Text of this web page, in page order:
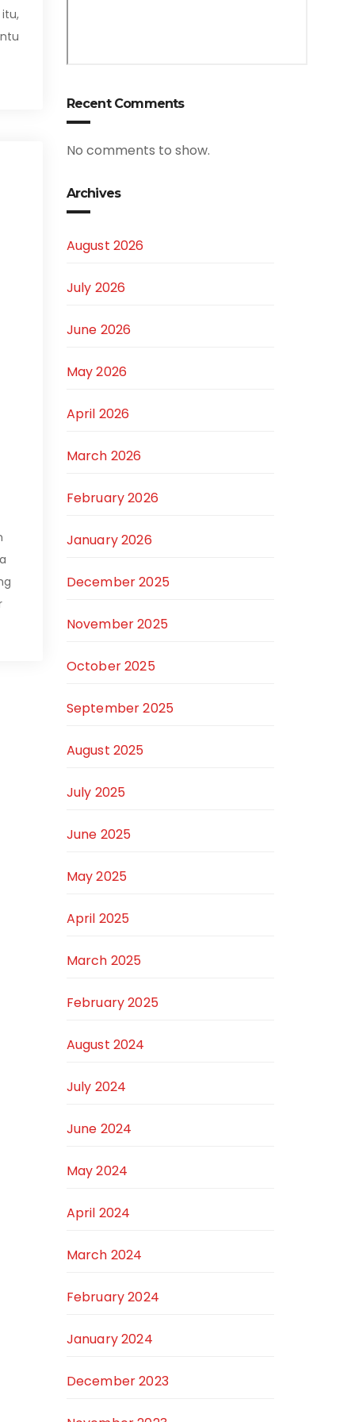
Recent Comments
No comments to show.
Archives
August 2026
July 2026
June 2026
May 2026
April 2026
March 2026
February 2026
January 2026
December 2025
November 2025
October 2025
September 2025
August 2025
July 2025
June 2025
May 2025
April 2025
March 2025
February 2025
August 2024
July 2024
June 2024
May 2024
April 2024
March 2024
February 2024
January 2024
December 2023